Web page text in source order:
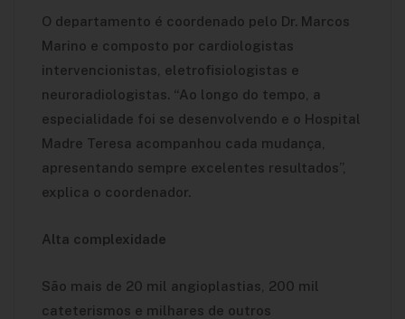
O departamento é coordenado pelo Dr. Marcos
Marino e composto por cardiologistas
intervencionistas, eletrofisiologistas e
neuroradiologistas. “Ao longo do tempo, a
especialidade foi se desenvolvendo e o Hospital
Madre Teresa acompanhou cada mudança,
apresentando sempre excelentes resultados”,
explica o coordenador.
Alta complexidade
São mais de 20 mil angioplastias, 200 mil
cateterismos e milhares de outros